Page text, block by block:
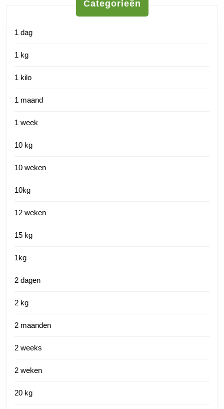
Categorieën
1 dag
1 kg
1 kilo
1 maand
1 week
10 kg
10 weken
10kg
12 weken
15 kg
1kg
2 dagen
2 kg
2 maanden
2 weeks
2 weken
20 kg